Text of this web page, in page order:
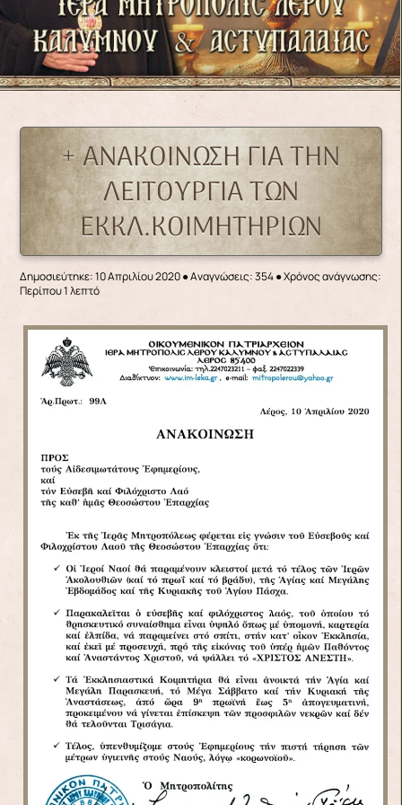
+ ΑΝΑΚΟΙΝΩΣΗ ΓΙΑ ΤΗΝ
ΛΕΙΤΟΥΡΓΙΑ ΤΩΝ
ΕΚΚΛ.ΚΟΙΜΗΤΗΡΙΩΝ
Δημοσιεύτηκε: 10 Απριλίου 2020●Αναγνώσεις: 354● Χρόνος ανάγνωσης:
Περίπου 1 λεπτό